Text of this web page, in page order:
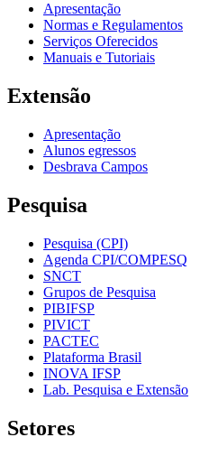
Apresentação
Normas e Regulamentos
Serviços Oferecidos
Manuais e Tutoriais
Extensão
Apresentação
Alunos egressos
Desbrava Campos
Pesquisa
Pesquisa (CPI)
Agenda CPI/COMPESQ
SNCT
Grupos de Pesquisa
PIBIFSP
PIVICT
PACTEC
Plataforma Brasil
INOVA IFSP
Lab. Pesquisa e Extensão
Setores